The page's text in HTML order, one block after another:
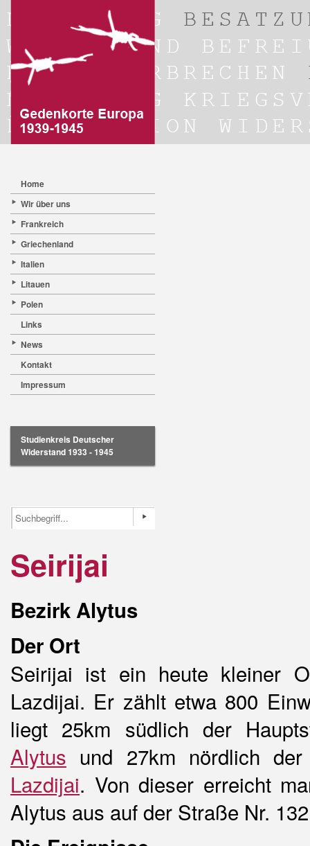
Home
Wir über uns
Frankreich
Griechenland
Italien
Litauen
Polen
Links
News
Kontakt
Impressum
Studienkreis Deutscher
Widerstand 1933 - 1945
Seirijai
Bezirk Alytus
Der Ort
Seirijai ist ein heute kleiner
Lazdijai. Er zählt etwa 800
liegt 25km südlich der
Alytus und 27km nördlich der
Lazdijai. Von dieser erreicht
Alytus aus auf der Straße Nr.